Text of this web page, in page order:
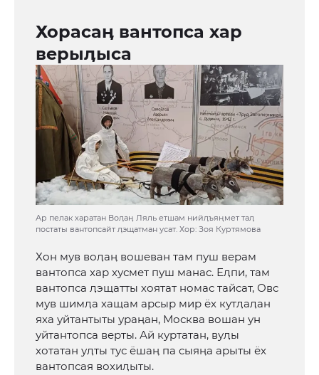
Хорасаӊ вантопса хар
верыӆыса
Ар пелак харатан Воӆаӊ Ляль етшам нийӆъяӊмет таӆ
постаты вантопсайт ӆэщатман усат. Хор: Зоя Куртямова
Хон мув воӆаӊ вошеван там пуш верам
вантопса хар хусмет пуш манас. Еӆпи, там
вантопса ӆэщатты хоятат номас тайсат, Овс
мув шимӆа хащам арсыр мир ёх кутӆаӆан
яха уйтантыты ураӊан, Москва вошан ун
уйтантопса верты. Ай куртатан, вуӆы
хотатан уӆты тус ёшаӊ па сыяӊа арыты ёх
вантопсая вохиӆыты.